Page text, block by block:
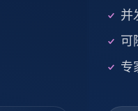
并
可
专